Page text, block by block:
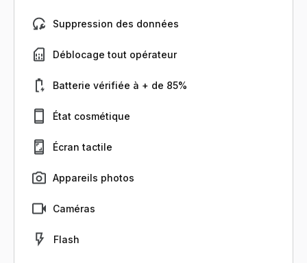
Suppression des données
Déblocage tout opérateur
Batterie vérifiée à + de 85%
État cosmétique
Écran tactile
Appareils photos
Caméras
Flash